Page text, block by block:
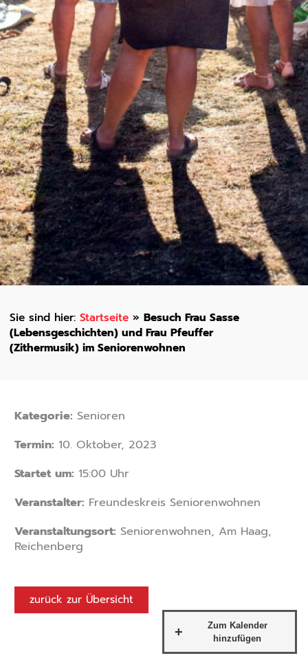
Startseite» Besuch Frau Sasse
(Lebensgeschichten) und Frau Pfeuffer
(Zithermusik) im Seniorenwohnen
Kategorie: Senioren
Termin: 10. Oktober, 2023
Startet um: 15:00 Uhr
Veranstalter: Freundeskreis Seniorenwohnen
Veranstaltungsort: Seniorenwohnen, Am Haag,
Reichenberg
zurück zur Übersicht